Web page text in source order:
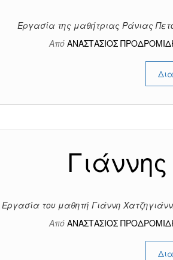
Εργασία της μαθήτριας Ράνιας
Από ΑΝΑΣΤΑΣΙΟΣ
Εργασία του μαθητή Γιάννη
Από ΑΝΑΣΤΑΣΙΟΣ